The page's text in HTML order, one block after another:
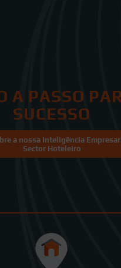
A PASSO
SUCESSO
a nossa Inteligência
Sector Hoteleiro